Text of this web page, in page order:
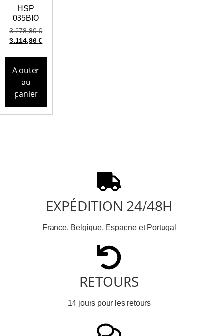
HSP
035BIO
3.278,80€
3.114,86€
Ajouter
au
panier
EXPÉDITION 24/48H
France, Belgique, Espagne et Portugal
RETOURS
14 jours pour les retours